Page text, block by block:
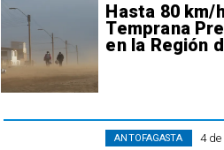
Hasta 80
Temprana
en la Región
4
ANTOFAGASTA